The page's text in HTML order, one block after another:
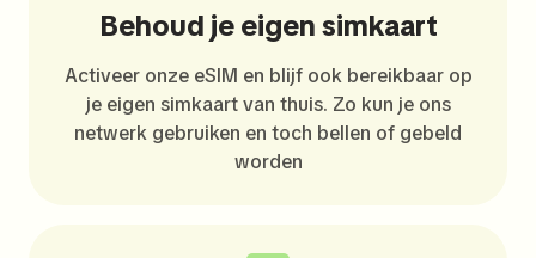
Behoud je eigen simkaart
Activeer onze eSIM en blijf ook bereikbaar op
je eigen simkaart van thuis. Zo kun je ons
netwerk gebruiken en toch bellen of gebeld
worden